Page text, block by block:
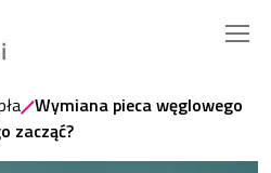
Wymiana pieca węglowego
zacząć?